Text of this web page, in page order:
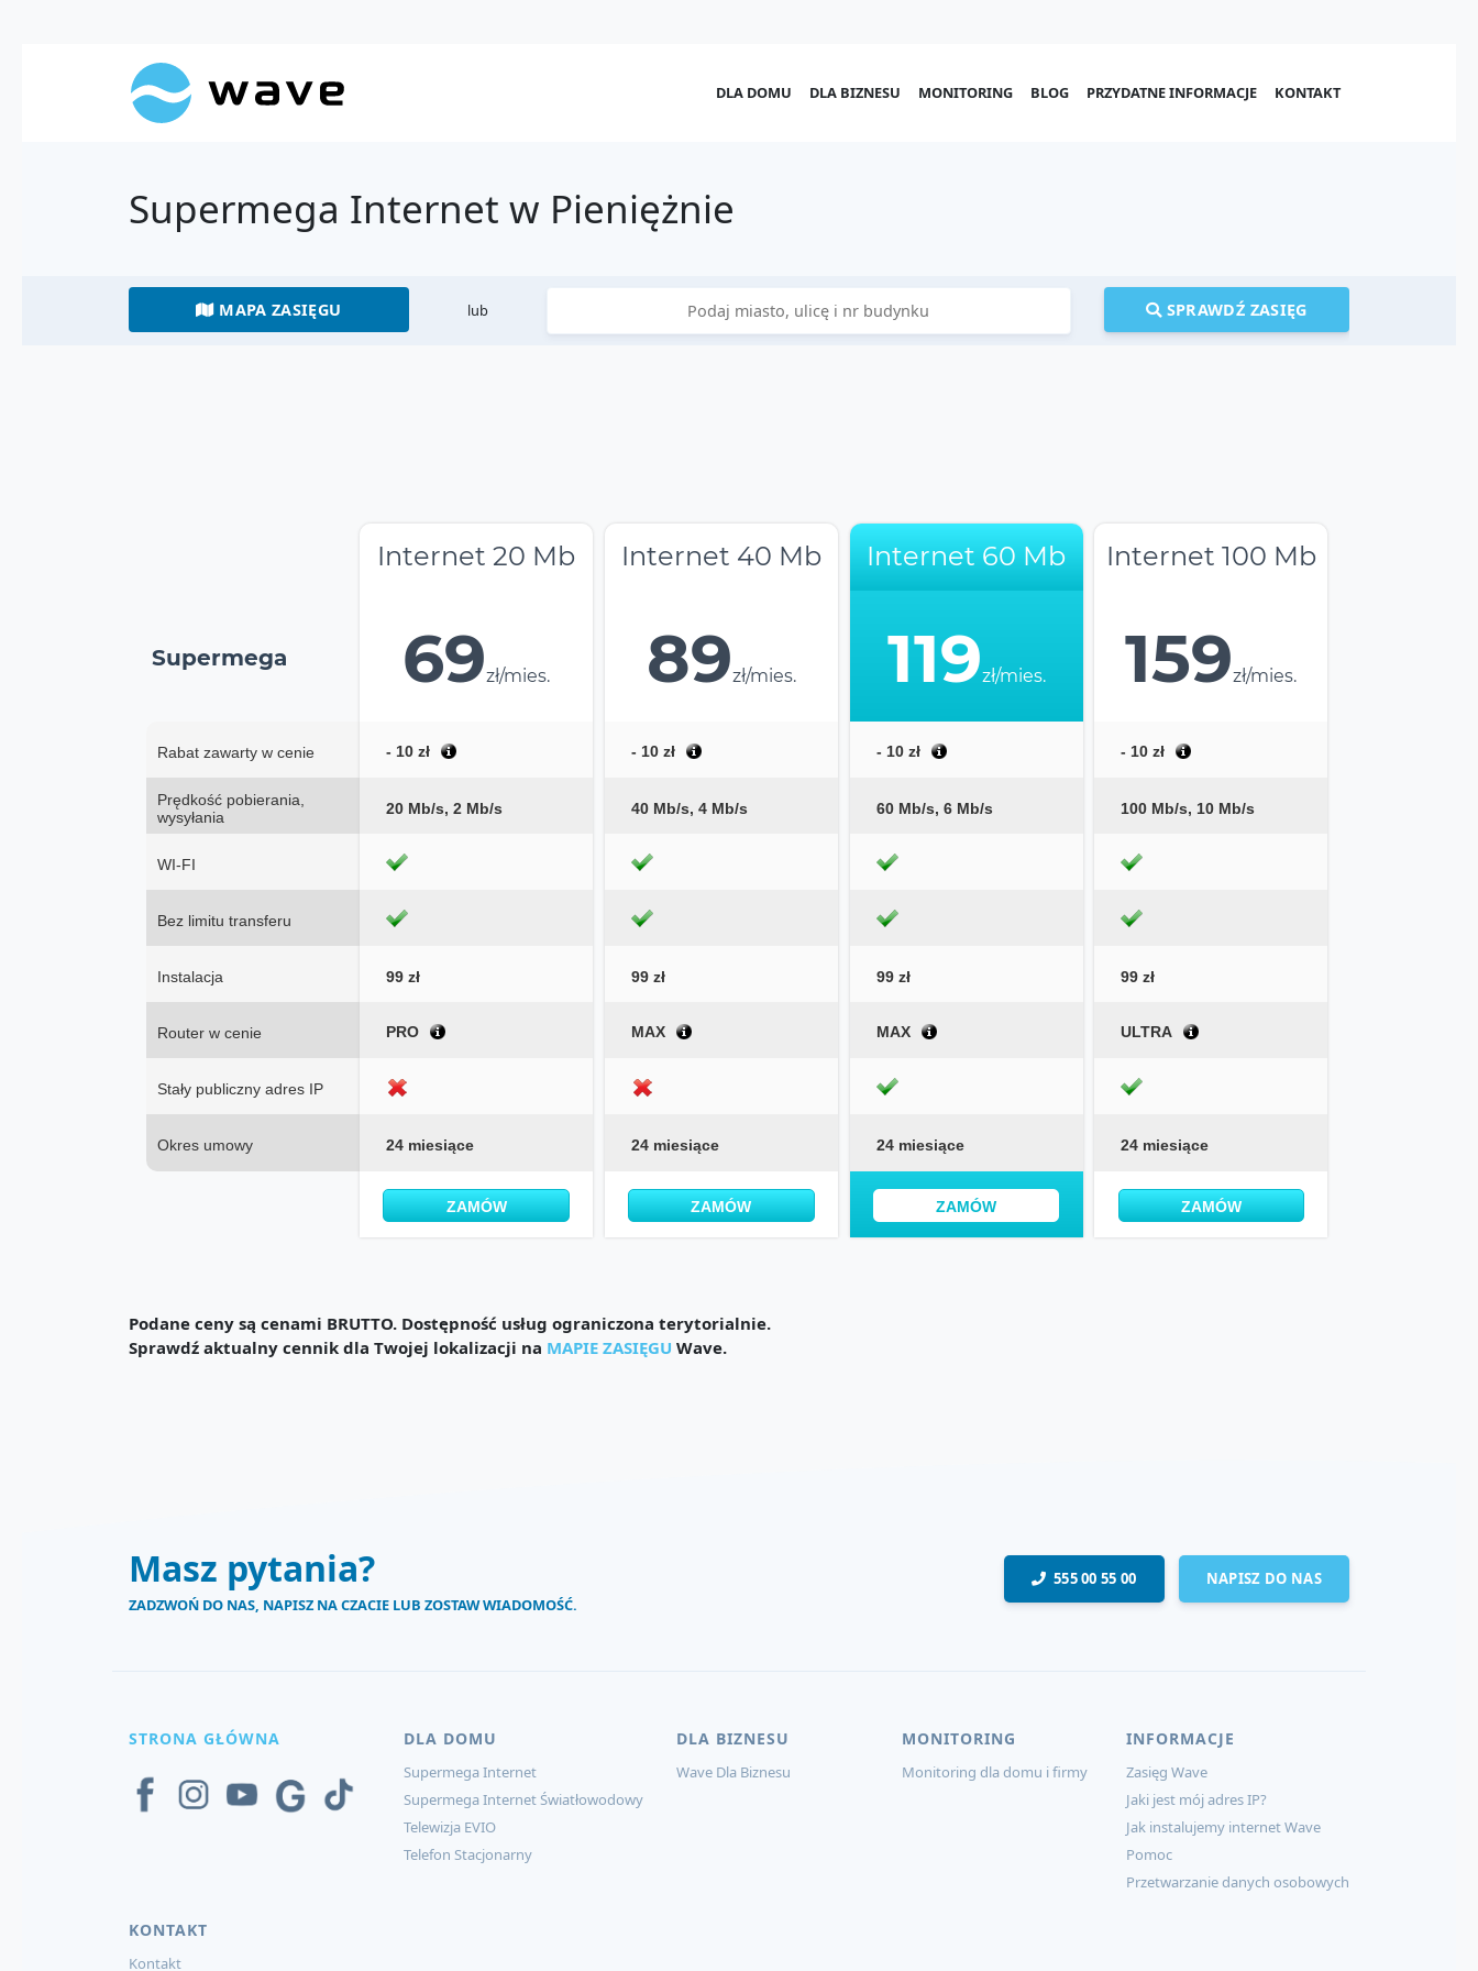
DLA DOMU DLA BIZNESU MONITORING BLOG PRZYDATNE INFORMACJE KONTAKT
Supermega Internet w Pieniężnie
MAPA ZASIĘGU lub SPRAWDŹ ZASIĘG
Supermega
Rabat zawarty w cenie
Prędkość pobierania,
wysyłania
WI-FI
Bez limitu transferu
Instalacja
Router w cenie
Stały publiczny adres IP
Okres umowy
Internet 20 Mb
69zł/mies.
- 10 zł
20 Mb/s, 2 Mb/s
99 zł
PRO
24 miesiące
ZAMÓW
Internet 40 Mb
89zł/mies.
- 10 zł
40 Mb/s, 4 Mb/s
99 zł
MAX
24 miesiące
ZAMÓW
Internet 60 Mb
119zł/mies.
- 10 zł
60 Mb/s, 6 Mb/s
99 zł
MAX
24 miesiące
ZAMÓW
Internet 100 Mb
159zł/mies.
- 10 zł
100 Mb/s, 10 Mb/s
99 zł
ULTRA
24 miesiące
ZAMÓW
Podane ceny są cenami BRUTTO. Dostępność usług ograniczona terytorialnie.
Sprawdź aktualny cennik dla Twojej lokalizacji na MAPIE ZASIĘGU Wave.
Masz pytania?
ZADZWOŃ DO NAS, NAPISZ NA CZACIE LUB ZOSTAW WIADOMOŚĆ.
555 00 55 00 NAPISZ DO NAS
STRONA GŁÓWNA DLA DOMU
Supermega Internet
Supermega Internet Światłowodowy
Telewizja EVIO
Telefon Stacjonarny
DLA BIZNESU
Wave Dla Biznesu
MONITORING
Monitoring dla domu i firmy
INFORMACJE
Zasięg Wave
Jaki jest mój adres IP?
Jak instalujemy internet Wave
Pomoc
Przetwarzanie danych osobowych
KONTAKT
Kontakt